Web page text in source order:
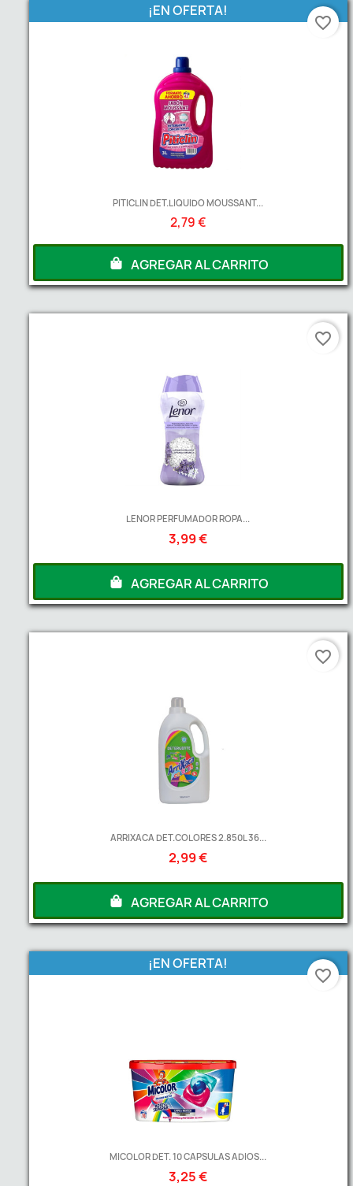
PITICLIN DET.LIQUIDO MOUSSANT...
2,79 €
¡EN OFERTA!
AGREGAR AL CARRITO
favorite_border
LENOR PERFUMADOR ROPA...
3,99 €
AGREGAR AL CARRITO
favorite_border
ARRIXACA DET.COLORES 2.850L 36...
2,99 €
AGREGAR AL CARRITO
favorite_border
MICOLOR DET. 10 CAPSULAS ADIOS...
3,25 €
¡EN OFERTA!
favorite_border